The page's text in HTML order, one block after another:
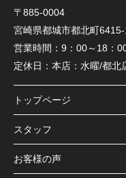
〒885-0004
宮崎県都城市都北町
営業時間： 9：00～18：
定休日： 本店：水曜/都北
トップページ
スタッフ
お客様の声